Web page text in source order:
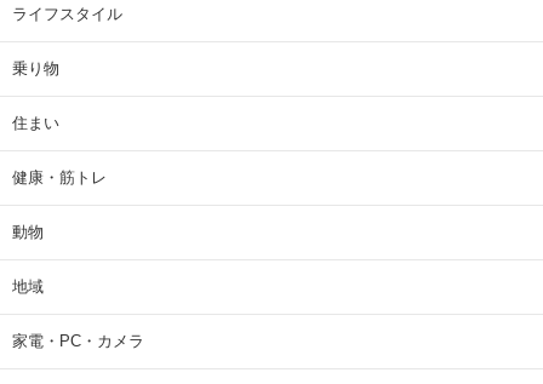
ライフスタイル
乗り物
住まい
健康・筋トレ
動物
地域
家電・PC・カメラ